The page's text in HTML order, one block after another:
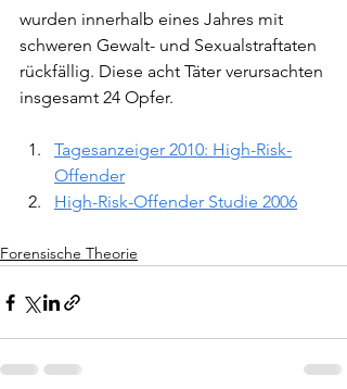
wurden innerhalb eines Jahres mit
schweren Gewalt- und Sexualstraftaten
rückfällig. Diese acht Täter verursachten
insgesamt 24 Opfer.
Tagesanzeiger 2010: High-Risk-
Offender
High-Risk-Offender Studie 2006
Forensische Theorie